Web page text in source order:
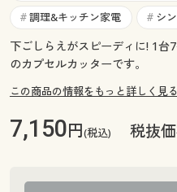
サポート
ご利用ガイド
ご利用ガイド
よくある質問とお問い合わ
# 調理&キッチン家電 # シ
下ごしらえがスピーディに! 1台
のカプセルカッターです。
この商品の情報をもっと詳しく見る
7,150円(税込) 税抜